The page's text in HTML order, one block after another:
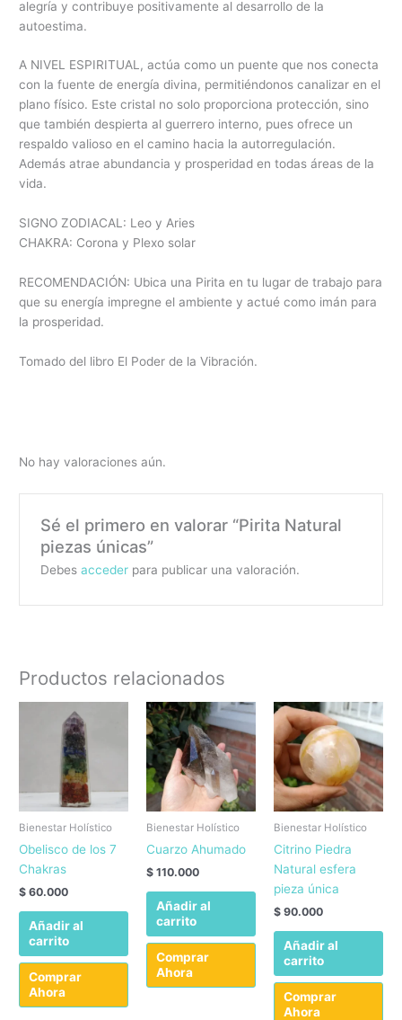
alegría y contribuye positivamente al desarrollo de la
autoestima.
A NIVEL ESPIRITUAL, actúa como un puente que nos conecta
con la fuente de energía divina, permitiéndonos canalizar en el
plano físico. Este cristal no solo proporciona protección, sino
que también despierta al guerrero interno, pues ofrece un
respaldo valioso en el camino hacia la autorregulación.
Además atrae abundancia y prosperidad en todas áreas de la
vida.
SIGNO ZODIACAL: Leo y Aries
CHAKRA: Corona y Plexo solar
RECOMENDACIÓN: Ubica una Pirita en tu lugar de trabajo para
que su energía impregne el ambiente y actué como imán para
la prosperidad.
Tomado del libro El Poder de la Vibración.
No hay valoraciones aún.
Sé el primero en valorar “Pirita Natural
piezas únicas”
Debes accederpara publicar una valoración.
Productos relacionados
Bienestar Holístico
Obelisco de los 7
Chakras
$ 60.000
Añadir al
carrito
Comprar
Ahora
Bienestar Holístico
Cuarzo Ahumado
$ 110.000
Añadir al
carrito
Comprar
Ahora
Bienestar Holístico
Citrino Piedra
Natural esfera
pieza única
$90.000
Añadir al
carrito
Comprar
Ahora